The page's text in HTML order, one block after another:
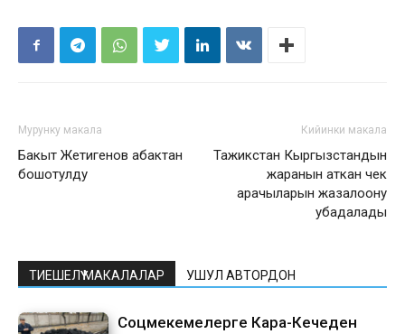
Мурунку макала
Бакыт Жетигенов абактан
бошотулду
Кийинки макала
Тажикстан Кыргызстандын
жаранын аткан чек
арачыларын жазалоону
убадалады
ТИЕШЕЛҮҮ МАКАЛАЛАР УШУЛ АВТОРДОН
Соцмекемелерге Кара-Кечеден